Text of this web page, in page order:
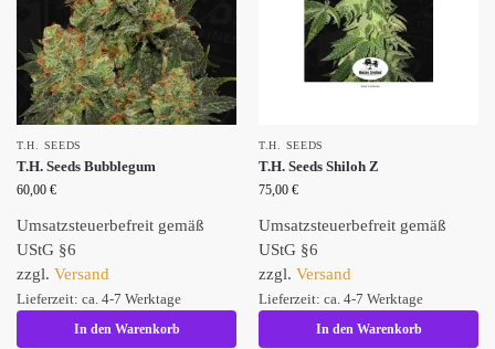
T.H. SEEDS
T.H. Seeds Bubblegum
60,00 €
Umsatzsteuerbefreit gemäß
UStG §6
zzgl. Versand
Lieferzeit: ca. 4-7 Werktage
In den Warenkorb
T.H. SEEDS
T.H. Seeds Shiloh Z
75,00 €
Umsatzsteuerbefreit gemäß
UStG §6
zzgl. Versand
Lieferzeit: ca. 4-7 Werktage
In den Warenkorb